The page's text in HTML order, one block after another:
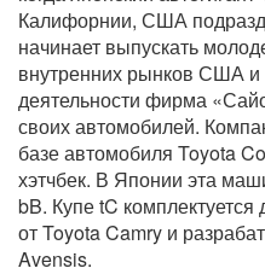
Калифорнии, США
начинает выпускать
внутренних рынков США
деятельности фирма
своих автомобилей.
базе автомобиля Toyota
хэтчбек. В Японии эта
bB. Купе tC
от Toyota Camry и
Avensis.